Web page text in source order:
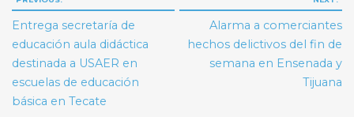
de
entradas
Entrega secretaría de
educación aula didáctica
destinada a USAER en
escuelas de educación
básica en Tecate
Alarma a comerciantes
hechos delictivos del fin de
semana en Ensenada y
Tijuana